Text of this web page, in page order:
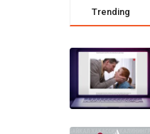
Trending